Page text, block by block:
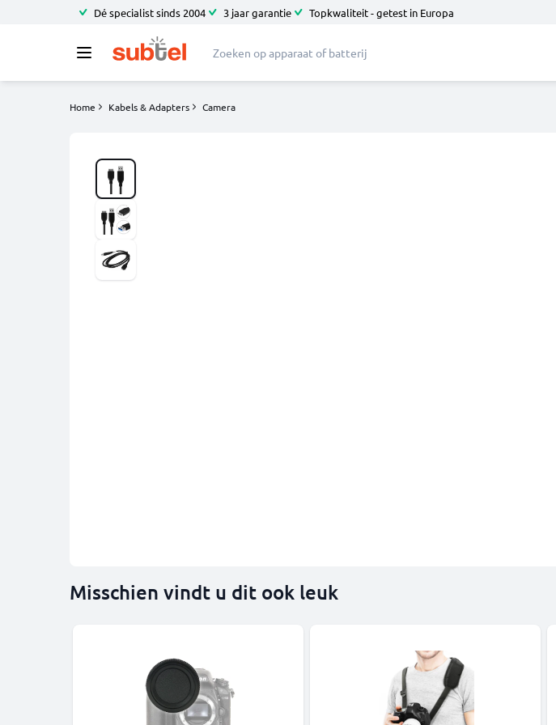
Dé specialist sinds 2004 3 jaar garantie Topkwaliteit - getest in Europa
Home Kabels & Adapters Camera
Misschien vindt u dit ook leuk